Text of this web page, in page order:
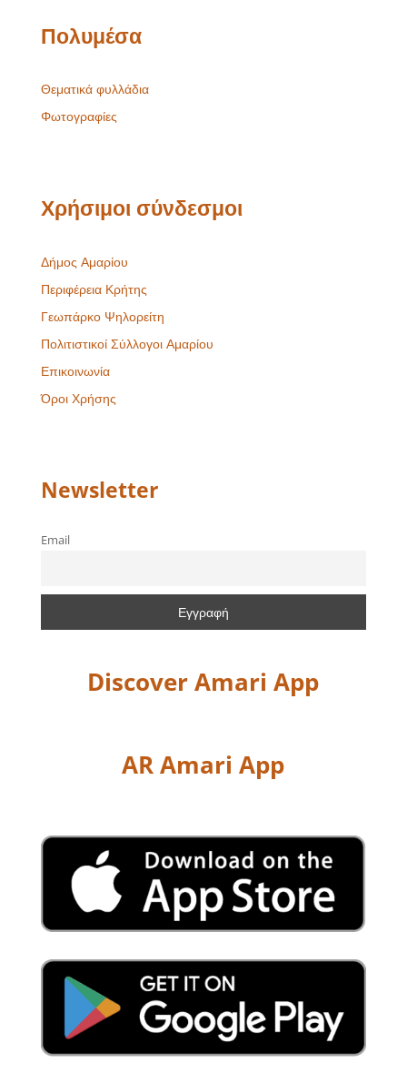
Πολυμέσα
Θεματικά φυλλάδια
Φωτογραφίες
Χρήσιμοι σύνδεσμοι
Δήμος Αμαρίου
Περιφέρεια Κρήτης
Γεωπάρκο Ψηλορείτη
Πολιτιστικοί Σύλλογοι Αμαρίου
Επικοινωνία
Όροι Χρήσης
Newsletter
Email
Discover Amari App
AR Amari App